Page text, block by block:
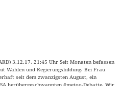
3.12.17, 21:45 Uhr Seit Monaten befassen
Wahlen und Regierungsbildung. Bei Frau
seit dem zwanzigsten August, ein
herübergeschwappten #metoo-Debatte. Wir